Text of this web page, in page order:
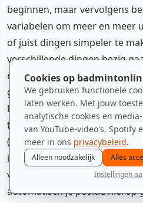
Cookies op
We gebruiken functionele
laten werken. Met jouw
analytische cookies en
van YouTube-video's, Spotify
meer in ons privacybeleid.
Alleen noodzakelijk
Alles
Instellingen
beginnen, maar vervolgens
variabelen om meer en meer
of juist dingen simpeler te
verschillende dingen bezig
moeten komen in je totaalvisie
goed te kunnen uitvoeren en
badmintonner te worden met
tegelijkertijd aan de techniek
(extensieslagen, fingerpower),
inzakken, indraaien, in de lijn
voetenpositie), herkennen van
automatisch je positie hierop
spelers